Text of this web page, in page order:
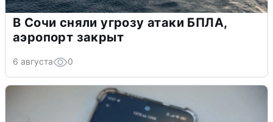
В Сочи сняли угрозу атаки БПЛА,
аэропорт закрыт
6 августа 0